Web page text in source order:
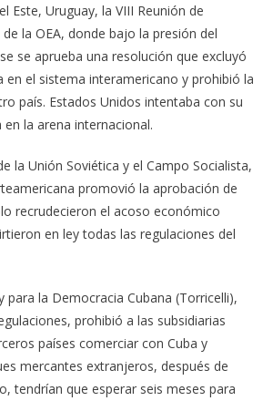
Este, Uruguay, la VIII Reunión de
la OEA, donde bajo la presión del
se aprueba una resolución que excluyó
en el sistema interamericano y prohibió la
país. Estados Unidos intentaba con su
la arena internacional.
la Unión Soviética y el Campo Socialista,
promovió la aprobación de
recrudecieron el acoso económico
en ley todas las regulaciones del
para la Democracia Cubana (Torricelli),
prohibió a las subsidiarias
países comerciar con Cuba y
mercantes extranjeros, después de
tendrían que esperar seis meses para